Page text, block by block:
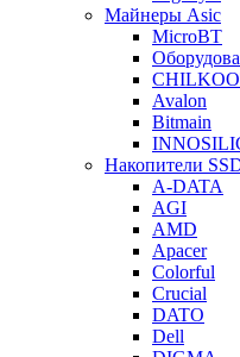
Майнеры Asic
MicroBT
Avalon
Bitmain
Накопители
A-DATA
AGI
AMD
Apacer
Colorful
Crucial
DATO
Dell